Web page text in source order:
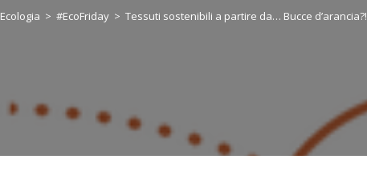
Ecologia > #EcoFriday > Tessuti sostenibili a partire da… Bucce d’arancia?!